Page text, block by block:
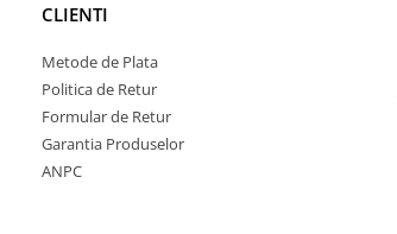
CLIENTI
Metode de Plata
Politica de Retur
Formular de Retur
Garantia Produselor
ANPC